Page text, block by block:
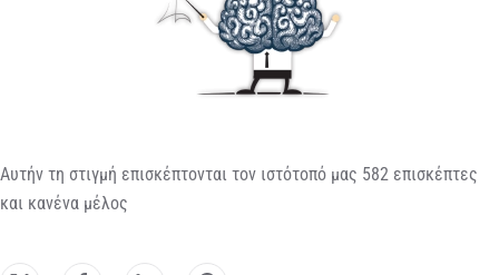
Αυτήν τη στιγμή επισκέπτονται τον ιστότοπό μας 582 επισκέπτες
και κανένα μέλος